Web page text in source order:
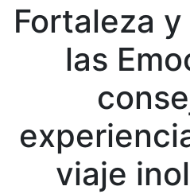
Fortaleza
las
viaje